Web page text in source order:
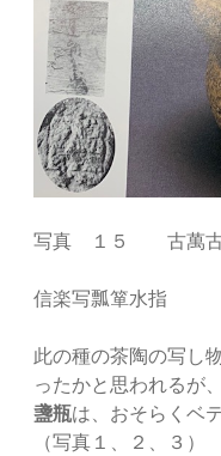
写真 １５ 古萬古
信楽写瓢箪水指
此の種の茶陶の写し
ったかと思われるが
盞瓶は、おそらくベ
（写真１、２、３）